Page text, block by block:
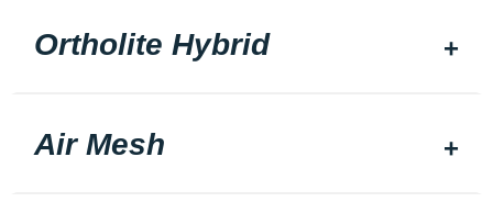
Ortholite Hybrid
Air Mesh